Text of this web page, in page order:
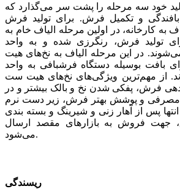
خود سه مرحله را پشت سر می‌گذارد که
بافندگی و تکمیل فرش. برای تولید فرش
به کارخانه، در اولین مرحله الیاف خام به
تولید فرش، رنگرزی شده و به واحد
در این مرحله الیاف به نخ‌های هیت
بافت بوسیله دستگاه فرشبافی به واحد
از مهم‌ترین ویژگی‌های نخ‌های هیت ست
فرش، پفکی شدن نخ و بالک بیشتر و در
مصرفی و پوشش بهتر فرش، زیر دست نرم
پس از آهار زنی و شیرینگ و بسته بندی
جهت فروش به بازارهای مقصد ارسال
می‌شود.
ریسندگی